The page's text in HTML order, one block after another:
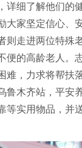
细了解他们的
大家坚定信心、
则走进两位特殊
便的高龄老人
难，力求将帮扶
木齐站，平安养
等实用物品，并